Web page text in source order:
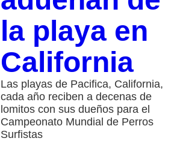
la playa en
California
Las playas de Pacifica, California,
cada año reciben a decenas de
lomitos con sus dueños para el
Campeonato Mundial de Perros
Surfistas